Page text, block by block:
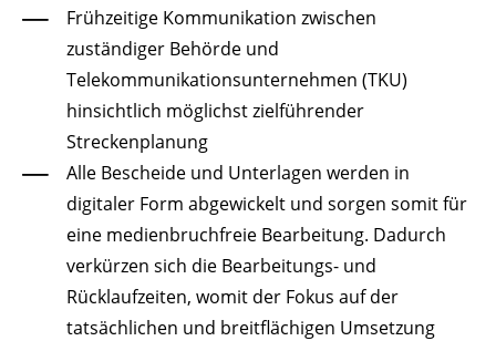
Frühzeitige Kommunikation zwischen
zuständiger Behörde und
Telekommunikationsunternehmen (TKU)
hinsichtlich möglichst zielführender
Streckenplanung
Alle Bescheide und Unterlagen werden in
digitaler Form abgewickelt und sorgen somit für
eine medienbruchfreie Bearbeitung. Dadurch
verkürzen sich die Bearbeitungs- und
Rücklaufzeiten, womit der Fokus auf der
tatsächlichen und breitflächigen Umsetzung